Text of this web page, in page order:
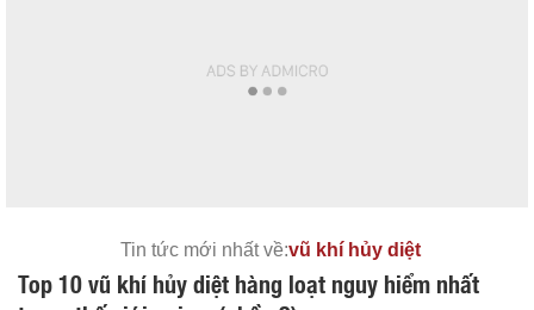
Tin tức mới nhất về:vũ khí hủy diệt
Top 10 vũ khí hủy diệt hàng loạt nguy hiểm nhất